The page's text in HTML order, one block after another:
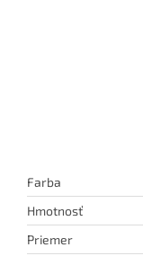
Farba
Hmotnosť
Priemer